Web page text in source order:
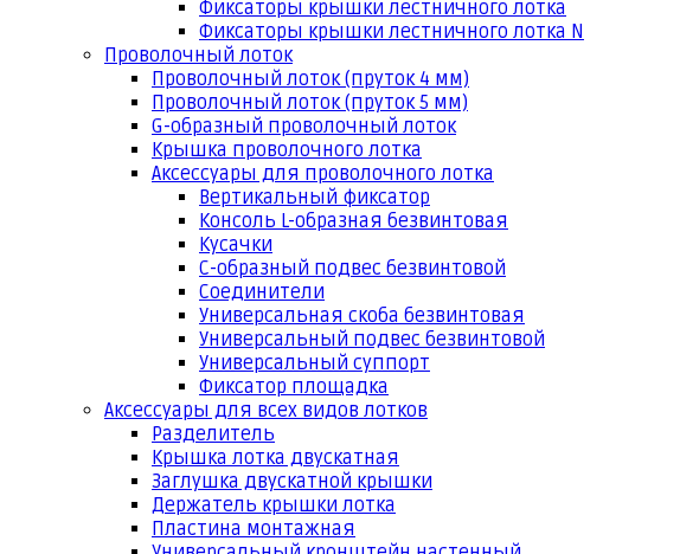
Фиксаторы крышки лестничного лотка
Фиксаторы крышки лестничного лотка N
Проволочный лоток
Проволочный лоток (пруток 4 мм)
Проволочный лоток (пруток 5 мм)
G-образный проволочный лоток
Крышка проволочного лотка
Аксессуары для проволочного лотка
Вертикальный фиксатор
Консоль L-образная безвинтовая
Кусачки
С-образный подвес безвинтовой
Соединители
Универсальная скоба безвинтовая
Универсальный подвес безвинтовой
Универсальный суппорт
Фиксатор площадка
Аксессуары для всех видов лотков
Разделитель
Крышка лотка двускатная
Заглушка двускатной крышки
Держатель крышки лотка
Пластина монтажная